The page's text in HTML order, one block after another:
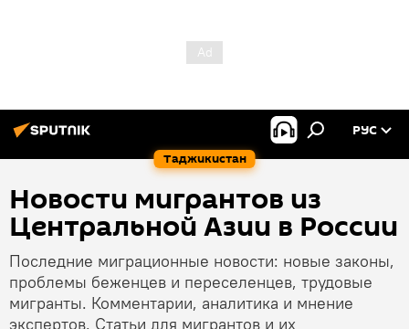
Таджикистан
РУС
Новости мигрантов из
Центральной Азии в России
Последние миграционные новости: новые законы,
проблемы беженцев и переселенцев, трудовые
мигранты. Комментарии, аналитика и мнение
экспертов. Статьи для мигрантов и их